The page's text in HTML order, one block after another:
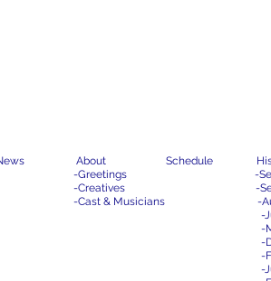
About Schedule
Greetings -
Creatives -
Cast & Musicians -
-